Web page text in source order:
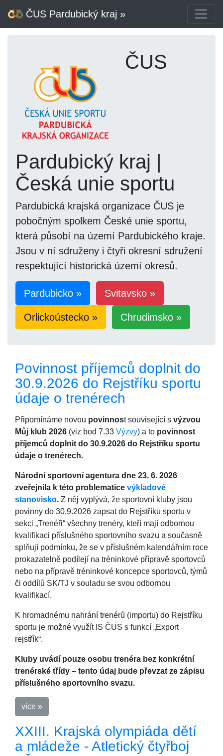
ČUS Pardubický kraj »
ČUS
Pardubický kraj |
Česká unie sportu
Pardubická krajská organizace ČUS je
pobočným spolkem České unie sportu,
která působí na území Pardubického kraje.
Jsou v ní sdruženy i čtyři okresní sdružení
respektující historická území okresů.
Pardubicko » Svitavsko »
Orlickoústecko » Chrudimsko »
Povinnost příjemců doplnit do
30.9.2026 do Rejstříku sportu
údaje o trenérech
Připomínáme novou povinnost související s výzvou
Můj klub 2026 (viz bod 7.33 Výzvy) a to povinnost
příjemců doplnit do 30.9.2026 do Rejstříku sportu
údaje o trenérech.
Národní sportovní agentura dne 23. 6. 2026
zveřejnila k této problematice výkladové
stanovisko. Z něj vyplývá, že sportovní kluby jsou
povinny do 30.9.2026 zapsat do Rejstříku sportu v
sekci „Trenéři“ všechny trenéry, kteří mají odbornou
kvalifikaci příslušného sportovního svazu a současně
splňují podmínku, že se v příslušném kalendářním roce
prokazatelně podílejí na tréninkové přípravě sportovců
nebo na přípravě tréninkové koncepce sportovců, týmů
či oddílů SK/TJ v souladu se svou odbornou
kvalifikací.
K hromadnému nahrání trenérů (importu) do Rejstříku
sportu je možné využít IS ČUS s funkcí „Export
rejstřík“.
Kluby uvádí pouze osobu trenéra bez konkrétní
trenérské třídy – tento údaj bude převzat ze zápisu
příslušného sportovního svazu.
více »
XXIII. Krajská olympiáda dětí
a mládeže - Atletický čtyřboj